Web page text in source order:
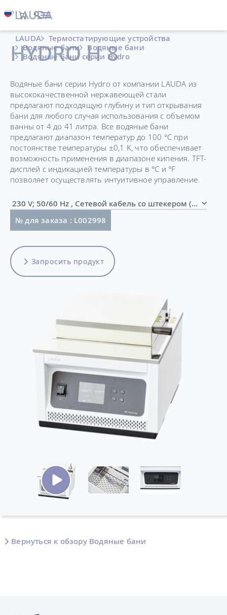
LAUDA
Термостатирующие устройства
Водяные бани
Водяные бани
Водяные бани серии Hydro
HYDRO H 8
Водяные бани серии Hydro от компании LAUDA из
высококачественной нержавеющей стали
предлагают подходящую глубину и тип открывания
бани для любого случая использования с объемом
ванны от 4 до 41 литра. Все водяные бани
предлагают диапазон температур до 100 °C при
постоянстве температуры ±0,1 K, что обеспечивает
возможность применения в диапазоне кипения. TFT-
дисплей с индикацией температуры в °C и °F
позволяет осуществлять интуитивное управление.
230 V; 50/60 Hz , Сетевой кабель со штекером
№ для заказа : L002998
Запросить продукт
Вернуться к обзору Водяные бани